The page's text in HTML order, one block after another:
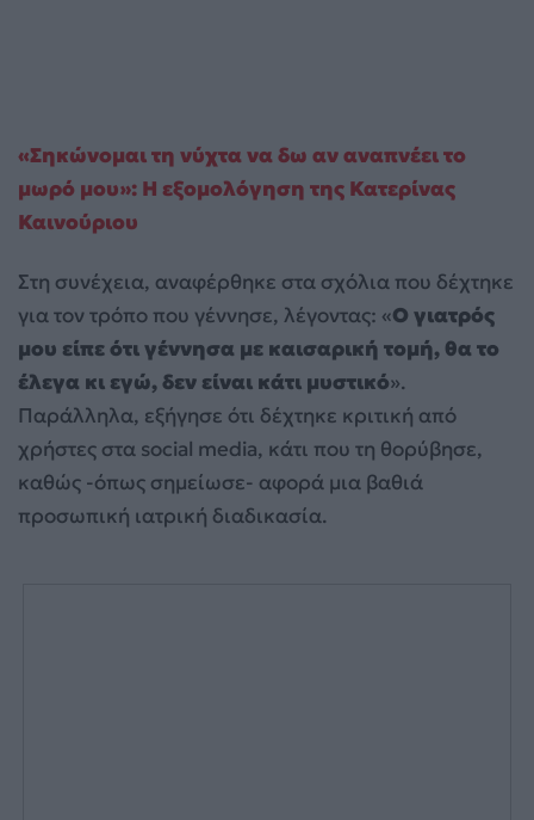
«Σηκώνομαι τη νύχτα να δω αν αναπνέει το
μωρό μου»: H εξομολόγηση της Κατερίνας
Καινούριου
Στη συνέχεια, αναφέρθηκε στα σχόλια που δέχτηκε
για τον τρόπο που γέννησε, λέγοντας: «Ο γιατρός
μου είπε ότι γέννησα με καισαρική τομή, θα το
έλεγα κι εγώ, δεν είναι κάτι μυστικό».
Παράλληλα, εξήγησε ότι δέχτηκε κριτική από
χρήστες στα social media, κάτι που τη θορύβησε,
καθώς -όπως σημείωσε- αφορά μια βαθιά
προσωπική ιατρική διαδικασία.